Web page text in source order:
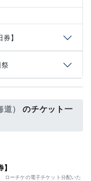
】
道）
のチケット一
ローチケの電子チケット分配いた